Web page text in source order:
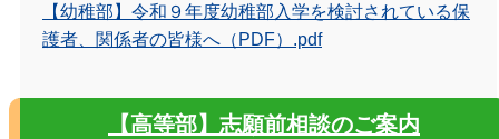
【幼稚部】令和９年度幼稚部入学を検討されている保
護者、関係者の皆様へ（PDF）.pdf
【高等部】志願前相談のご案内